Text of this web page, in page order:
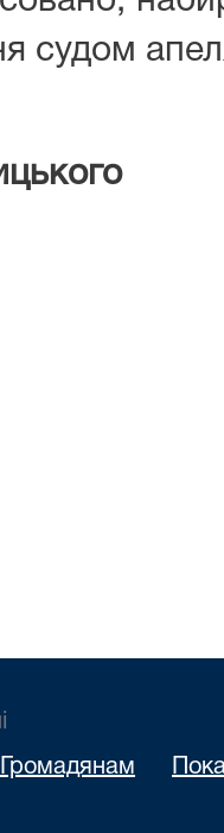
судом
Громадянам